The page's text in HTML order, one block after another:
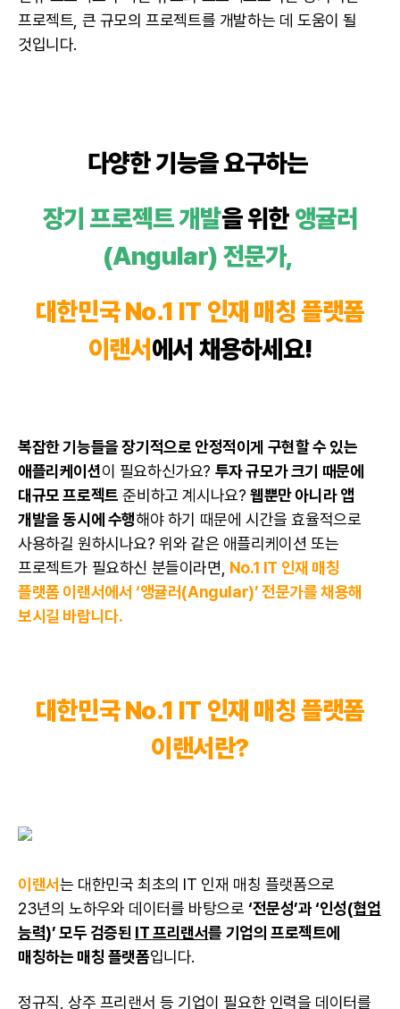
프로젝트, 큰 규모의 프로젝트를 개발하는 데 도움이 될
것입니다.
다양한 기능을 요구하는
장기 프로젝트 개발을 위한 앵귤러
(Angular) 전문가,
대한민국 No.1 IT 인재 매칭 플랫폼
이랜서 에서 채용하세요!
복잡한 기능들을 장기적으로 안정적이게 구현할 수 있는
애플리케이션이 필요하신가요? 투자 규모가 크기 때문에
대규모 프로젝트 준비하고 계시나요?웹뿐만 아니라 앱
개발을 동시에 수행해야 하기 때문에 시간을 효율적으로
사용하길 원하시나요? 위와 같은 애플리케이션 또는
프로젝트가 필요하신 분들이라면, No.1 IT 인재 매칭
플랫폼 이랜서에서 ‘앵귤러(Angular)’ 전문가를 채용해
보시길 바랍니다.
대한민국 No.1 IT 인재 매칭 플랫폼
이랜서란?
이랜서는 대한민국 최초의 IT 인재 매칭 플랫폼으로
23년의 노하우와 데이터를 바탕으로‘전문성’과 ‘인성(협업
능력)’ 모두 검증된 IT 프리랜서를 기업의 프로젝트에
매칭하는 매칭 플랫폼입니다.
정규직, 상주 프리랜서 등 기업이 필요한 인력을 데이터를